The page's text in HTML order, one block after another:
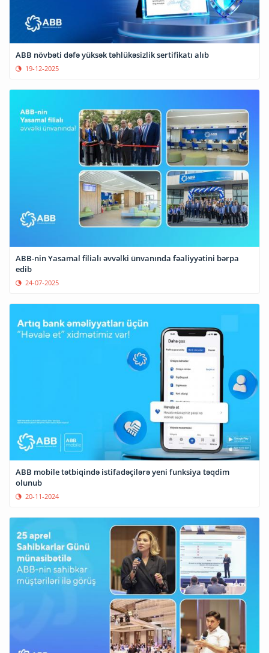
ABB növbəti dəfə yüksək təhlükəsizlik sertifikatı alıb
19-12-2025
ABB-nin Yasamal filialı əvvəlki ünvanında fəaliyyətini bərpa
edib
24-07-2025
ABB mobile tətbiqində istifadəçilərə yeni funksiya təqdim
olunub
20-11-2024